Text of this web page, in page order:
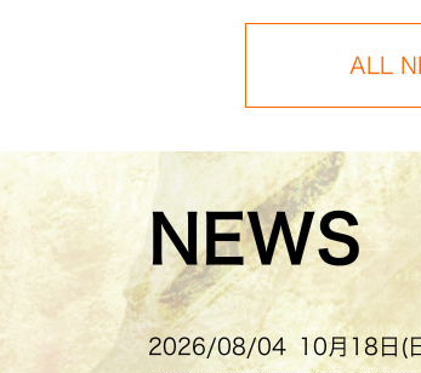
ALL
NEWS
2026/08/04 10月18日(